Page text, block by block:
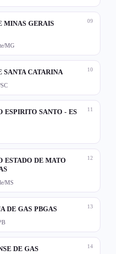
09
MINAS GERAIS
MG
10
SANTA CATARINA
11
ESPIRITO SANTO - ES
12
ESTADO DE MATO
MS
13
DE GAS PBGAS
14
DE GAS